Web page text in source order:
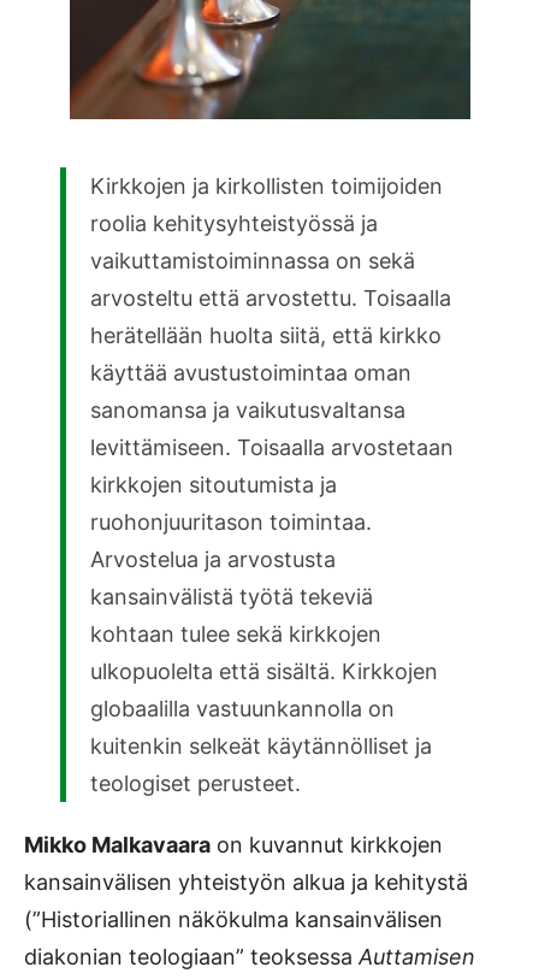
Kirkkojen ja kirkollisten toimijoiden
roolia kehitysyhteistyössä ja
vaikuttamistoiminnassa on sekä
arvosteltu että arvostettu. Toisaalla
herätellään huolta siitä, että kirkko
käyttää avustustoimintaa oman
sanomansa ja vaikutusvaltansa
levittämiseen. Toisaalla arvostetaan
kirkkojen sitoutumista ja
ruohonjuuritason toimintaa.
Arvostelua ja arvostusta
kansainvälistä työtä tekeviä
kohtaan tulee sekä kirkkojen
ulkopuolelta että sisältä. Kirkkojen
globaalilla vastuunkannolla on
kuitenkin selkeät käytännölliset ja
teologiset perusteet.
Mikko Malkavaara on kuvannut kirkkojen
kansainvälisen yhteistyön alkua ja kehitystä
(”Historiallinen näkökulma kansainvälisen
diakonian teologiaan” teoksessa Auttamisen